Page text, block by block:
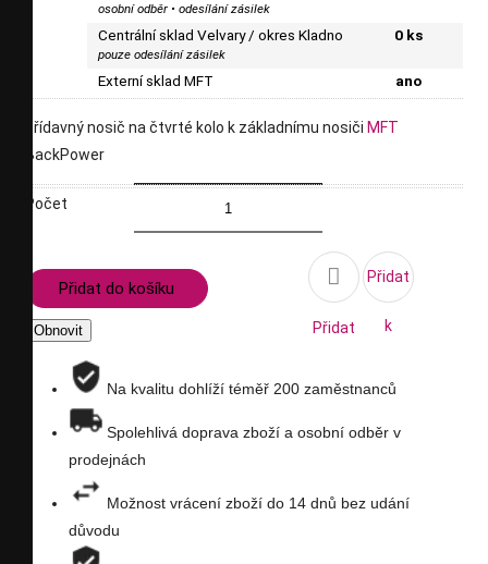
osobní odběr • odesílání zásilek
Centrální sklad Velvary / okres Kladno
pouze odesílání zásilek
0 ks
Externí sklad MFT ano
přídavný nosič na čtvrté kolo k základnímu nosiči MFT
BackPower
Počet
Přidat do košíku 
Přidat
seznam
Přidat
k
Na kvalitu dohlíží téměř 200 zaměstnanců
Spolehlivá doprava zboží a osobní odběr v
prodejnách
Možnost vrácení zboží do 14 dnů bez udání
důvodu